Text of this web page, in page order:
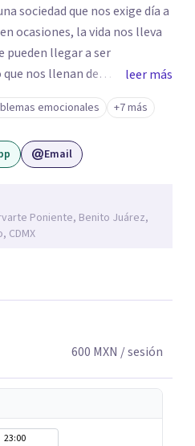
sociedad que nos exige día a
ocasiones, la vida nos lleva
pueden llegar a ser
nos llenan de
tratar de resolverlos. Si
tu vida, te invito a
que estás viviendo
confiable y
Licenciada en
en Trabajo Social por
diplomados:
Lacan: del sujeto al parletrè y
psicoanálisis con niños y
cursos y talleres, entre
del Duelo Infantil, El objeto
Narcisismo, del mito a la
leer más
emocionales +7 más
Email
Poniente, Benito Juárez,
CDMX
600 MXN / sesión
23:00